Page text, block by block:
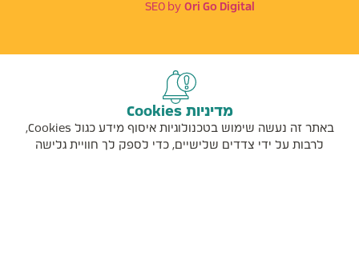
SEO by Ori Go Digital
מדיניות Cookies
באתר זה נעשה שימוש בטכנולוגיות איסוף מידע כגול Cookies,
לרבות על ידי צדדים שלישיים, כדי לספק לך חוויית גלישה